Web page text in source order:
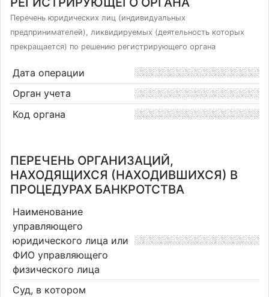
Перечень юридических лиц (индивидуальных
предпринимателей), ликвидируемых (деятельность которых
прекращается) по решению регистрирующего органа
Дата операции
Орган учета
Код органа
ПЕРЕЧЕНЬ ОРГАНИЗАЦИЙ,
НАХОДЯЩИХСЯ (НАХОДИВШИХСЯ) В
ПРОЦЕДУРАХ БАНКРОТСТВА
Наименование
управляющего
юридического лица или
ФИО управляющего
физического лица
Суд, в котором